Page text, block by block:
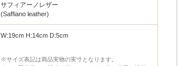
サフィアーノレザー
(Saffiano leather)
W:19cm H:14cm D:5cm
※サイズ表記は商品実物の実寸となります。